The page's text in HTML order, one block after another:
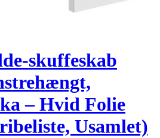
skuffeskab
– Hvid Folie
Usamlet)